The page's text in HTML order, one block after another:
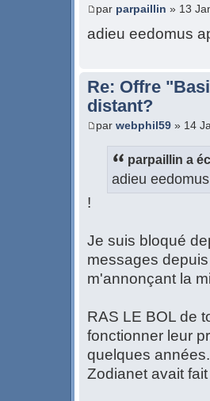
par parpaillin » 13
adieu eedomus
Re: Offre
distant?
par webphil59 » 14
parpaillin a
adieu
!
Je suis bloqué
messages
m'annonçant la
RAS LE BOL de
fonctionner leur
quelques
Zodianet avait